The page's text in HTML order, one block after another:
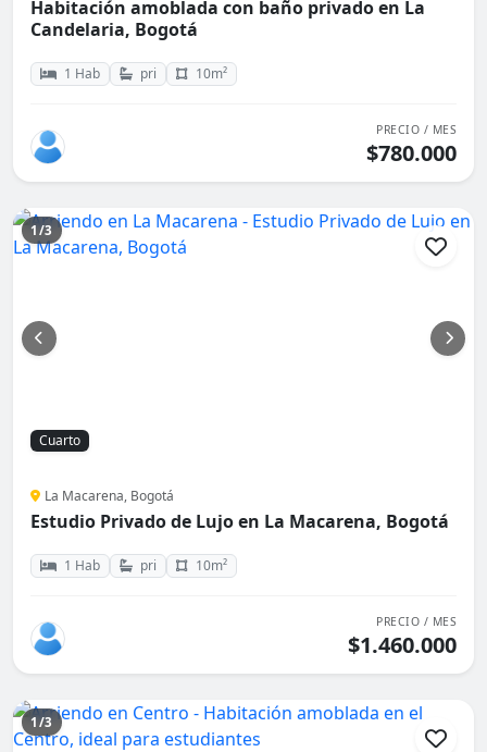
Habitación amoblada con baño privado en La
Candelaria, Bogotá
1 Hab pri 10m²
PRECIO / MES
$780.000
1/3
Cuarto
La Macarena, Bogotá
Estudio Privado de Lujo en La Macarena, Bogotá
1 Hab pri 10m²
PRECIO / MES
$1.460.000
1/3